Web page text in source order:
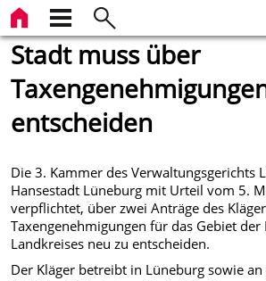
Stadt muss über
entscheiden
Die 3. Kammer des Verwaltungsgerichts
Hansestadt Lüneburg mit Urteil vom 5.
verpflichtet, über zwei Anträge des
Taxengenehmigungen für das Gebiet
Landkreises neu zu entscheiden.
Der Kläger betreibt in Lüneburg sowie